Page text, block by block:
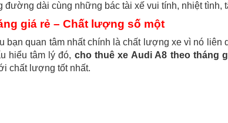
dài cùng những bác tài xế vui tính, nhiệt tình,
giá rẻ – Chất lượng số một
bạn quan tâm nhất chính là chất lượng xe vì nó liên
hiểu tâm lý đó, cho thuê xe Audi A8 theo tháng
chất lượng tốt nhất.